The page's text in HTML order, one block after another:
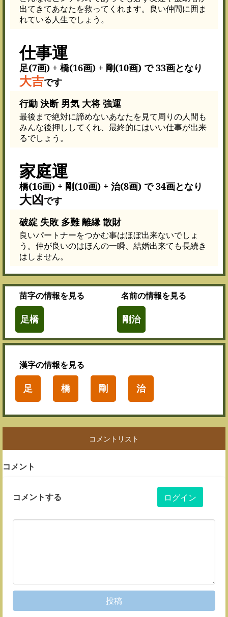
出てきてあなたを救ってくれます。良い仲間に囲ま
れている人生でしょう。
仕事運
足(7画) + 橋(16画) + 剛(10画) で 33画となり
大吉です
行動 決断 男気 大将 強運
最後まで絶対に諦めないあなたを見て周りの人間も
みんな後押ししてくれ、最終的にはいい仕事が出来
るでしょう。
家庭運
橋(16画) + 剛(10画) + 治(8画) で 34画となり
大凶です
破綻 失敗 多難 離縁 散財
良いパートナーをつかむ事はほぼ出来ないでしょ
う。仲が良いのはほんの一瞬、結婚出来ても長続き
はしません。
苗字の情報を見る
足橋
名前の情報を見る
剛治
漢字の情報を見る
足 橋 剛 治
コメントリスト
コメント
コメントする ログイン
投稿